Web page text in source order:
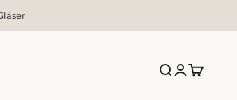
Suche öffnen